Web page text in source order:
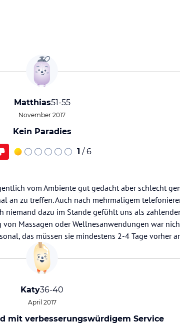
Matthias51-55
November 2017
Kein Paradies
1 / 6
vom Ambiente gut gedacht aber schlecht
an zu treffen. Auch nach mehrmaligem
niemand dazu im Stande gefühlt uns als
von Massagen oder Wellnesanwendungen war
das müssen sie mindestens 2-4 Tage vorher
Katy36-40
April 2017
mit verbesserungswürdigem Service